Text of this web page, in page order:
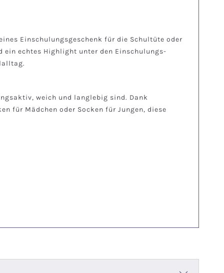
Einschulungsgeschenk für die Schultüte oder
ein echtes Highlight unter den Einschulungs-
weich und langlebig sind. Dank
für Mädchen oder Socken für Jungen, diese